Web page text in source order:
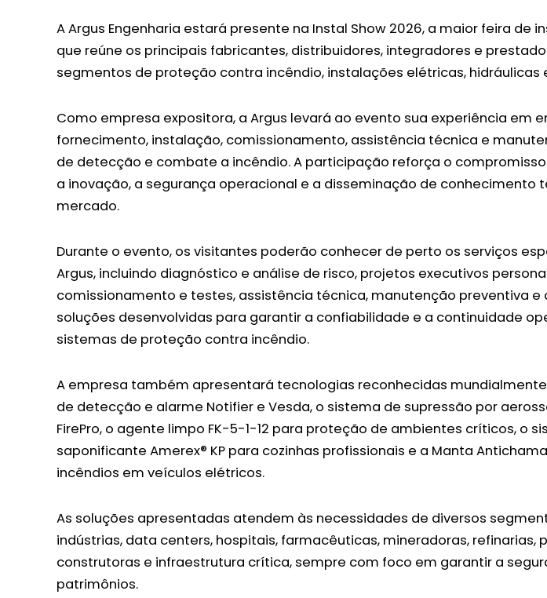
A Argus Engenharia estará presente na Instal Show 2026, a maior feira de
que reúne os principais fabricantes, distribuidores, integradores e
segmentos de proteção contra incêndio, instalações elétricas, hidráulicas
Como empresa expositora, a Argus levará ao evento sua experiência em
fornecimento, instalação, comissionamento, assistência técnica e
de detecção e combate a incêndio. A participação reforça o
a inovação, a segurança operacional e a disseminação de conhecimento
mercado.
Durante o evento, os visitantes poderão conhecer de perto os serviços
Argus, incluindo diagnóstico e análise de risco, projetos executivos
comissionamento e testes, assistência técnica, manutenção preventiva e
soluções desenvolvidas para garantir a confiabilidade e a continuidade
sistemas de proteção contra incêndio.
A empresa também apresentará tecnologias reconhecidas
de detecção e alarme Notifier e Vesda, o sistema de supressão por
FirePro, o agente limpo FK-5-1-12 para proteção de ambientes críticos, o
saponificante Amerex® KP para cozinhas profissionais e a Manta
incêndios em veículos elétricos.
As soluções apresentadas atendem às necessidades de diversos
indústrias, data centers, hospitais, farmacêuticas, mineradoras, refinarias,
construtoras e infraestrutura crítica, sempre com foco em garantir a
patrimônios.